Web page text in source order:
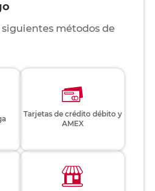
métodos de
Tarjetas de crédito débito y
AMEX